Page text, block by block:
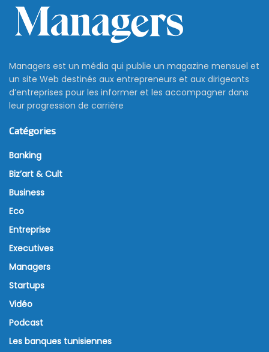
Managers est un média qui publie un magazine mensuel et
un site Web destinés aux entrepreneurs et aux dirigeants
d’entreprises pour les informer et les accompagner dans
leur progression de carrière
Catégories
Banking
Biz’art & Cult
Business
Eco
Entreprise
Executives
Managers
Startups
Vidéo
Podcast
Les banques tunisiennes